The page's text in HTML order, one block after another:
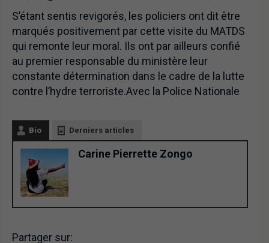
S’étant sentis revigorés, les policiers ont dit être
marqués positivement par cette visite du MATDS
qui remonte leur moral. Ils ont par ailleurs confié
au premier responsable du ministère leur
constante détermination dans le cadre de la lutte
contre l’hydre terroriste.Avec la Police Nationale
Bio Derniers articles
Carine Pierrette Zongo
Partager sur: